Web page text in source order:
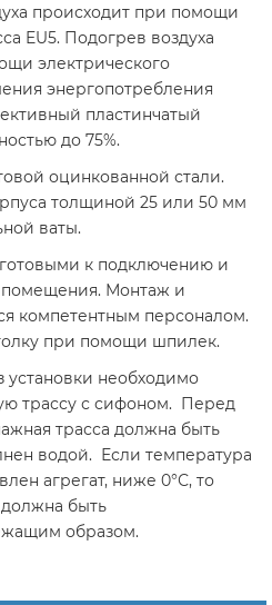
происходит при помощи
EU5. Подогрев воздуха
электрического
энергопотребления
пластинчатый
до 75%.
оцинкованной стали.
толщиной 25 или 50 мм
ваты.
к подключению и
помещения. Монтаж и
компетентным персоналом.
при помощи шпилек.
установки необходимо
трассу с сифоном. Перед
трасса должна быть
водой. Если температура
агрегат, ниже 0°С, то
быть
образом.